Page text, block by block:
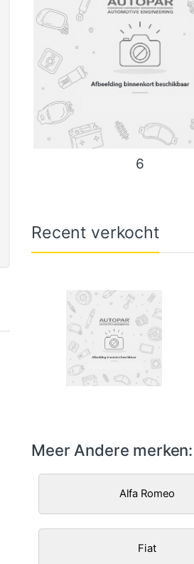
6
Recent verkocht
Meer Andere merken:
Alfa Romeo
Fiat